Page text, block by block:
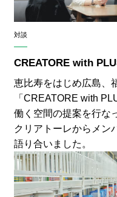
対談
CREATORE with
恵比寿をはじめ広島、
「CREATORE with
働く空間の提案を行な
クリアトーレからメン
語り合いました。